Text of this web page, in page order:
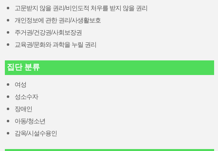
고문받지 않을 권리/비인도적 처우를 받지 않을 권리
개인정보에 관한 권리/사생활보호
주거권/건강권/사회보장권
교육권/문화와 과학을 누릴 권리
집단 분류
여성
성소수자
장애인
아동/청소년
감옥/시설수용인